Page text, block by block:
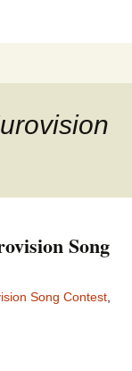
Song
Song Contest